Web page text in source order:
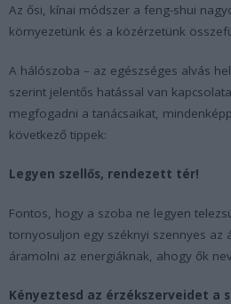
Az ősi, kínai módszer a feng-shui
környezetünk és a közérzetünk
A hálószoba – az egészséges alvás
szerint jelentős hatással van
megfogadni a tanácsaikat,
következő tippek:
Legyen szellős, rendezett tér!
Fontos, hogy a szoba ne legyen
tornyosuljon egy széknyi szennyes az
áramolni az energiáknak, ahogy ők
Kényeztesd az érzékszerveidet a